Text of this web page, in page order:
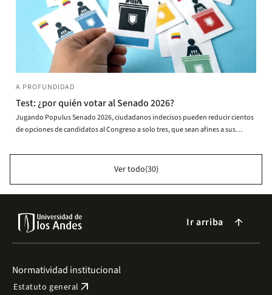
A PROFUNDIDAD
Test: ¿por quién votar al Senado 2026?
Jugando Populus Senado 2026, ciudadanos indecisos pueden reducir cientos
de opciones de candidatos al Congreso a solo tres, que sean afines a sus
Ver todo(30)
Ir arriba arrow_forward
Normatividad institucional
Estatuto general arrow_outward